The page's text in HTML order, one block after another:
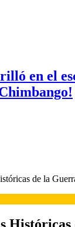
en el
de la